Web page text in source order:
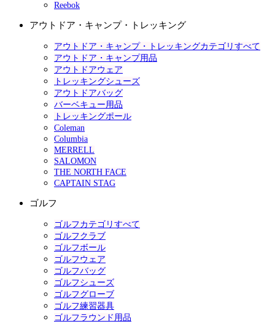
Reebok
アウトドア・キャンプ・トレッキング
アウトドア・キャンプ・トレッキングカテゴリすべて
アウトドア・キャンプ用品
アウトドアウェア
トレッキングシューズ
アウトドアバッグ
バーベキュー用品
トレッキングポール
Coleman
Columbia
MERRELL
SALOMON
THE NORTH FACE
CAPTAIN STAG
ゴルフ
ゴルフカテゴリすべて
ゴルフクラブ
ゴルフボール
ゴルフウェア
ゴルフバッグ
ゴルフシューズ
ゴルフグローブ
ゴルフ練習器具
ゴルフラウンド用品